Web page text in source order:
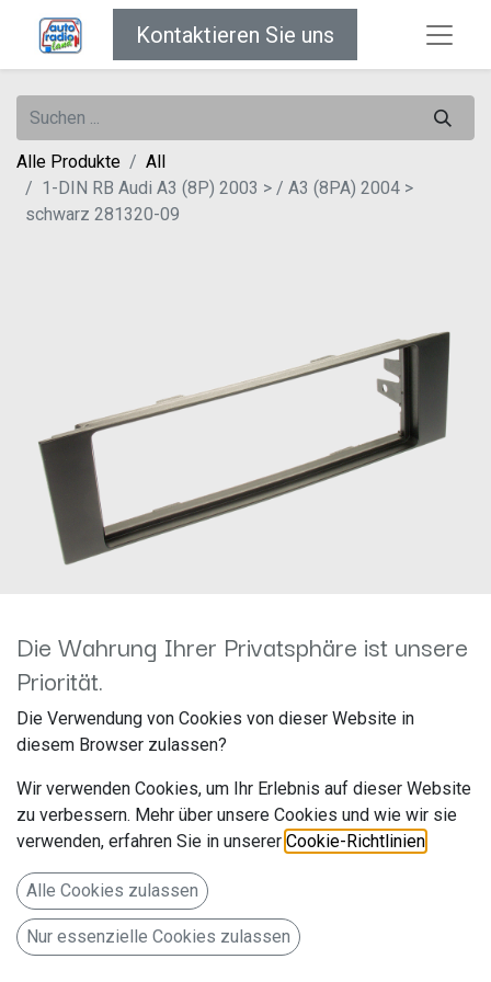
Kontaktieren Sie uns
Alle Produkte
All
1-DIN RB Audi A3 (8P) 2003 > / A3 (8PA) 2004 >
schwarz 281320-09
1-DIN RB Audi A3 (8P) 2003 >
/ A3 (8PA) 2004 > schwarz
281320-09
Artikelnummer: 281320-09
acv GmbH
Straßburger Allee 10-12
Die Wahrung Ihrer Privatsphäre ist unsere
Priorität.
Die Verwendung von Cookies von dieser Website in
diesem Browser zulassen?
Wir verwenden Cookies, um Ihr Erlebnis auf dieser Website
zu verbessern. Mehr über unsere Cookies und wie wir sie
verwenden, erfahren Sie in unserer Cookie-Richtlinien
Alle Cookies zulassen
Nur essenzielle Cookies zulassen